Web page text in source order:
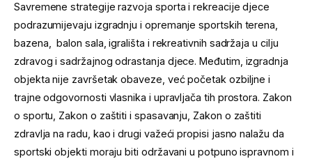
Savremene strategije razvoja sporta i rekreacije djece
podrazumijevaju izgradnju i opremanje sportskih terena,
bazena, balon sala, igrališta i rekreativnih sadržaja u cilju
zdravog i sadržajnog odrastanja djece. Međutim, izgradnja
objekta nije završetak obaveze, već početak ozbiljne i
trajne odgovornosti vlasnika i upravljača tih prostora. Zakon
o sportu, Zakon o zaštiti i spasavanju, Zakon o zaštiti
zdravlja na radu, kao i drugi važeći propisi jasno nalažu da
sportski objekti moraju biti održavani u potpuno ispravnom i